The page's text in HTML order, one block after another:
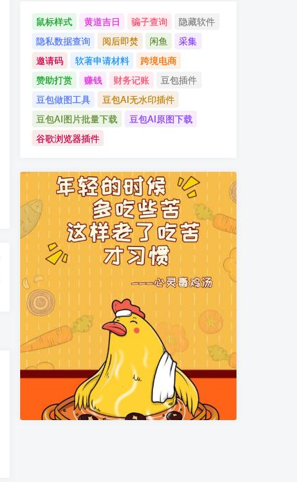
鼠标样式 黄道吉日 骗子查询
隐藏软件
隐私数据查询
阅后即焚 闲鱼
采集
邀请码
软著申请材料
跨境电商
赞助打赏
赚钱 财务记账
豆包插件
豆包做图工具
豆包AI无水印插件
豆包AI图片批量下载
豆包AI原图下载
谷歌浏览器插件